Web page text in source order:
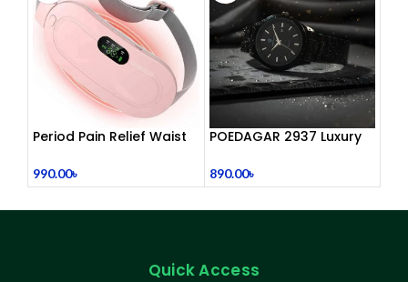
Period Pain Relief Waist
990.00৳
POEDAGAR 2937 Luxury
890.00৳
Quick Access